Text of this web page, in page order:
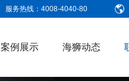
服务热线：4008-4040-80
案例展示 海狮动态